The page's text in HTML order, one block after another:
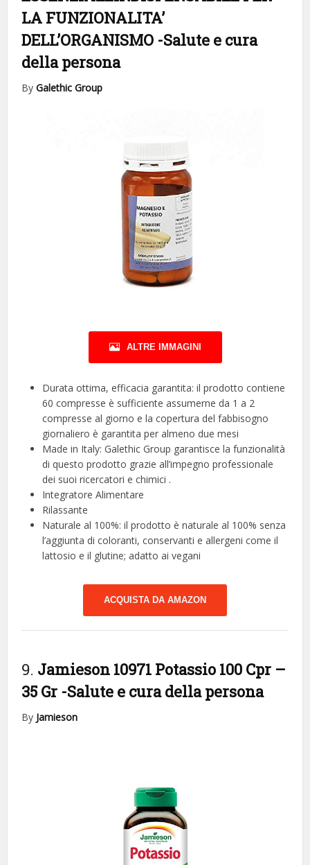
LA FUNZIONALITA’
DELL’ORGANISMO -Salute e cura
della persona
ByGalethic Group
ALTRE IMMAGINI
Durata ottima, efficacia garantita: il prodotto contiene
60 compresse è sufficiente assumerne da 1 a 2
compresse al giorno e la copertura del fabbisogno
giornaliero è garantita per almeno due mesi
Made in Italy: Galethic Group garantisce la funzionalità
di questo prodotto grazie all’impegno professionale
dei suoi ricercatori e chimici .
Integratore Alimentare
Rilassante
Naturale al 100%: il prodotto è naturale al 100% senza
l’aggiunta di coloranti, conservanti e allergeni come il
lattosio e il glutine; adatto ai vegani
ACQUISTA DA AMAZON
9. Jamieson 10971 Potassio 100 Cpr –
35 Gr -Salute e cura della persona
By Jamieson